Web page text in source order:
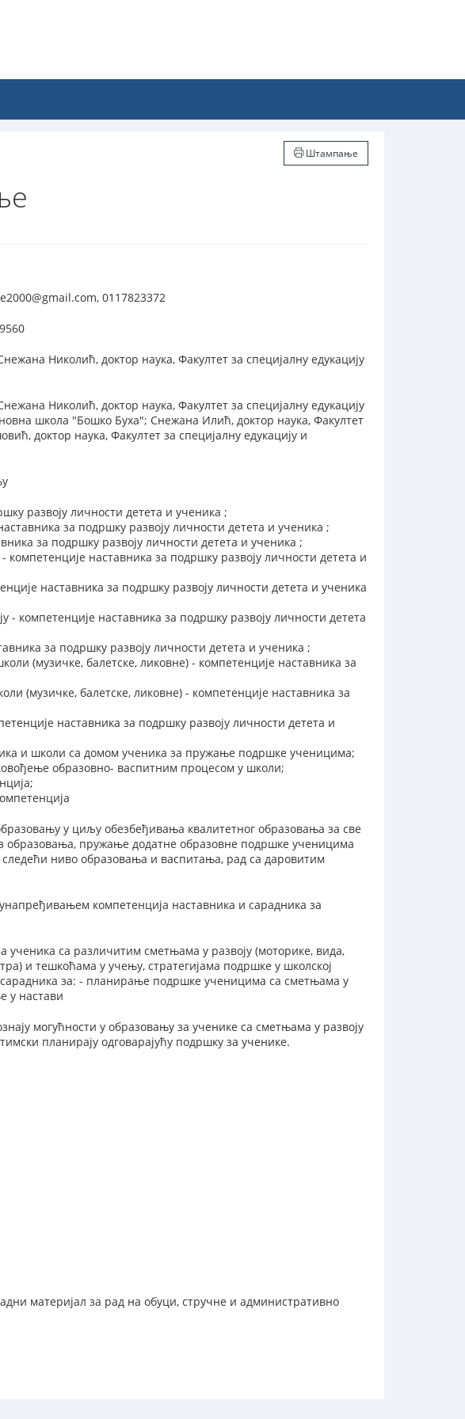
Штампање
0117823372
Николић, доктор наука, Факултет за специјалну едукацију
Николић, доктор наука, Факултет за специјалну едукацију
школа "Бошко Буха"; Снежана Илић, доктор наука, Факултет
доктор наука, Факултет за специјалну едукацију и
развоју личности детета и ученика ;
за подршку развоју личности детета и ученика ;
за подршку развоју личности детета и ученика ;
наставника за подршку развоју личности детета и
наставника за подршку развоју личности детета и ученика
компетенције наставника за подршку развоју личности детета
за подршку развоју личности детета и ученика ;
(музичке, балетске, ликовне) - компетенције наставника за
(музичке, балетске, ликовне) - компетенције наставника за
наставника за подршку развоју личности детета и
и школи са домом ученика за пружање подршке ученицима;
образовно- васпитним процесом у школи;
у циљу обезбеђивања квалитетног образовања за све
образовања, пружање додатне образовне подршке ученицима
ниво образовања и васпитања, рад са даровитим
компетенција наставника и сарадника за
са различитим сметњама у развоју (моторике, вида,
и тешкоћама у учењу, стратегијама подршке у школској
за: - планирање подршке ученицима са сметњама у
у настави
могућности у образовању за ученике са сметњама у развоју
планирају одговарајућу подршку за ученике.
материјал за рад на обуци, стручне и административно